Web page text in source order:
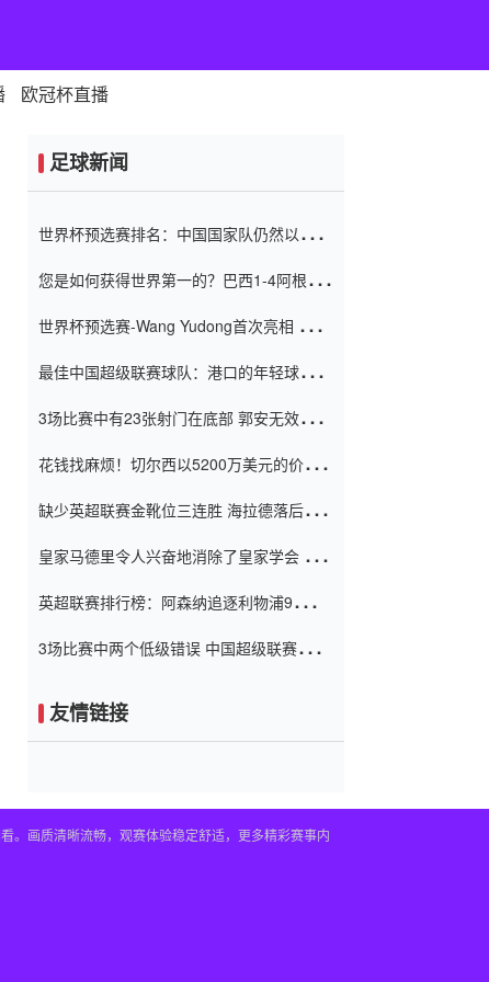
欧冠杯直播
足球新闻
世界杯预选赛排名：中国国家队仍然以6分
您是如何获得世界第一的？巴西1-4阿根
世界杯预选赛-Wang Yudong首次亮相 中国
最佳中国超级联赛球队：港口的年轻球员在
（Taishan）
3场比赛中有23张射门在底部 郭安无效传球
花钱找麻烦！切尔西以5200万美元的价格
窗口
缺少英超联赛金靴位三连胜 海拉德落后6球
皇家马德里令人兴奋地消除了皇家学会 安
英超联赛排行榜：阿森纳追逐利物浦9分 曼
3场比赛中两个低级错误 中国超级联赛的前
友情链接
。画质清晰流畅，观赛体验稳定舒适，更多精彩赛事内